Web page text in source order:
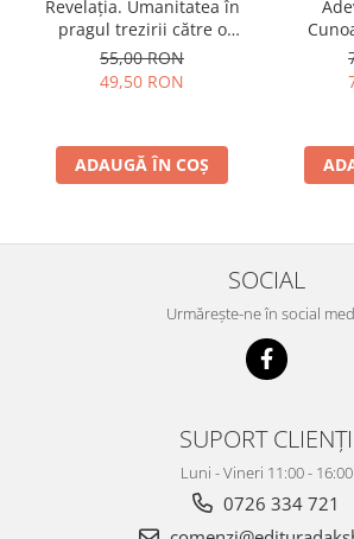
Revelația. Umanitatea în
pragul trezirii către o
conştientizare superioară,
volumul 2
55,00 RON
49,50 RON
ADAUGĂ ÎN COȘ
SOCIAL
Urmărește-ne în social
SUPORT CLIENȚI
Luni - Vineri 11:00 - 16:00
0726 334 721